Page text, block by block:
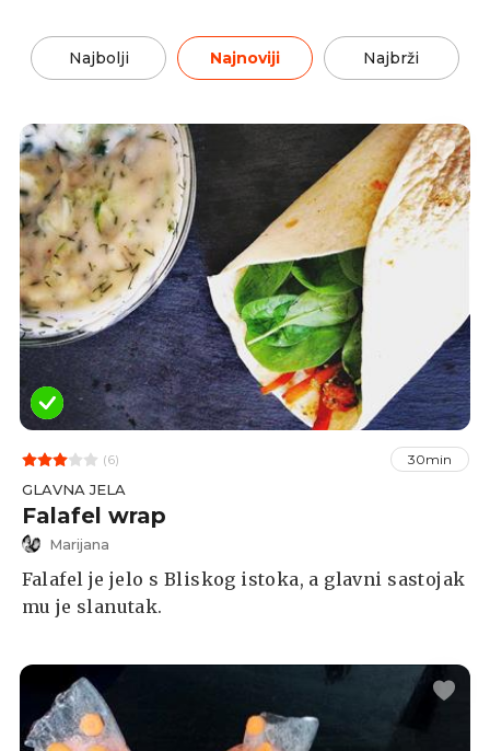
Najbolji Najnoviji Najbrži
(6) 30min
GLAVNA JELA
Falafel wrap
Marijana
Falafel je jelo s Bliskog istoka, a glavni sastojak
mu je slanutak.